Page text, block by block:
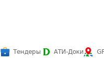
Тендеры АТИ-Доки